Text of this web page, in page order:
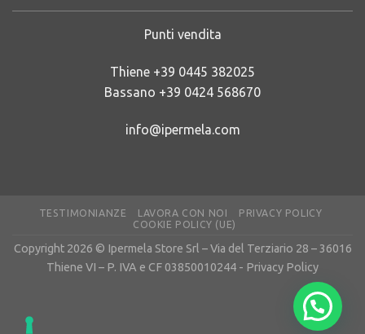
Punti vendita
Thiene +39 0445 382025
Bassano +39 0424 568670
info@ipermela.com
TESTIMONIANZE LAVORA CON NOI
PRIVACY POLICY
COOKIE POLICY (UE)
Copyright 2026 © Ipermela Store Srl – Via del Terziario 28 – 36016
Thiene VI – P. IVA e CF 03850010244 - Privacy Policy